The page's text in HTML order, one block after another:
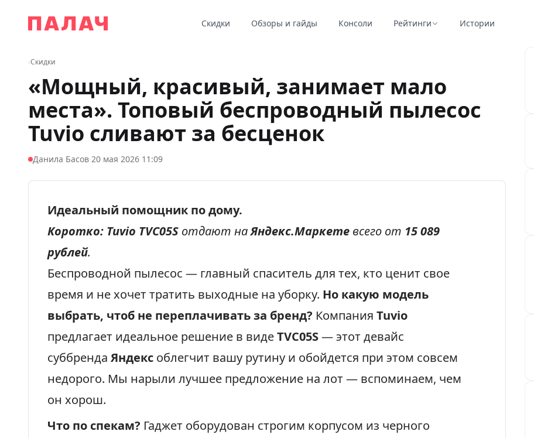
Палач
Скидки Обзоры и гайды Консоли Рейтинги Истории
‹Скидки
«Мощный, красивый, занимает мало
места». Топовый беспроводный пылесос
Tuvio сливают за бесценок
Данила Басов·20 мая 2026 11:09
Идеальный помощник по дому.
Коротко: Tuvio TVC05S отдают наЯндекс.Маркете всего от 15 089
рублей.
Беспроводной пылесос — главный спаситель для тех, кто ценит свое
время и не хочет тратить выходные на уборку. Но какую модель
выбрать, чтоб не переплачивать за бренд? Компания Tuvio
предлагает идеальное решение в видеTVС05S— этот девайс
суббренда Яндекс облегчит вашу рутину и обойдется при этом совсем
недорого. Мы нарыли лучшее предложение на лот — вспоминаем, чем
он хорош.
Что по спекам? Гаджет оборудован строгим корпусом из черного